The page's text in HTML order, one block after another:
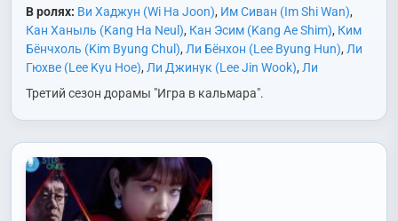
В ролях: Ви Хаджун (Wi Ha Joon), Им Сиван (Im Shi Wan),
Кан Ханыль (Kang Ha Neul), Кан Эсим (Kang Ae Shim), Ким
Бёнчхоль (Kim Byung Chul), Ли Бёнхон (Lee Byung Hun), Ли
Гюхве (Lee Kyu Hoe), Ли Джинук (Lee Jin Wook), Ли
Джонджэ (Lee Jung Jae)
Ли Дэвид (Lee David)
(Lee Sung Woo)
Ли Сук (Lee Suk) Но Джэвон (Noh Jae Won)
О Дальсу (Oh Dal Su),Пак Кюён (Park Kyu Young),Пак
Сонхун (Park Sung Hoon),Пак Хисун (Park Hee Soon),Пак
Чину (Park Jin Woo),Сон Ёнчхан (Song Young Chang)
Джэхо (Jang Jae Ho),Чо Аин (Jo Ah In)
Чон Сокхо (Jun Suk Ho) ,Чон Хоён (Jung Ho Yeon)
Гвихва (Choi Gwi Hwa),Чхве Сынхён/Т.О.П. (Choi Seung
Третий сезон дорамы "Игра в кальмара".